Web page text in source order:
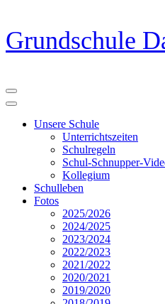
Zum
Inhalt
springen
Grundschule
Unsere Schule
Unterrichtszeiten
Schulregeln
Schul-Schnupper-
Kollegium
Schulleben
Fotos
2025/2026
2024/2025
2023/2024
2022/2023
2021/2022
2020/2021
2019/2020